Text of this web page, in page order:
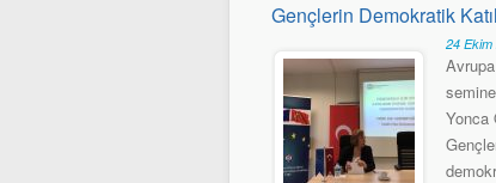
Gençlerin Demokratik
24
Yonca